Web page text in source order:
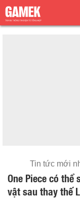
Tin tức mới
One Piece có
vật sau thay thế